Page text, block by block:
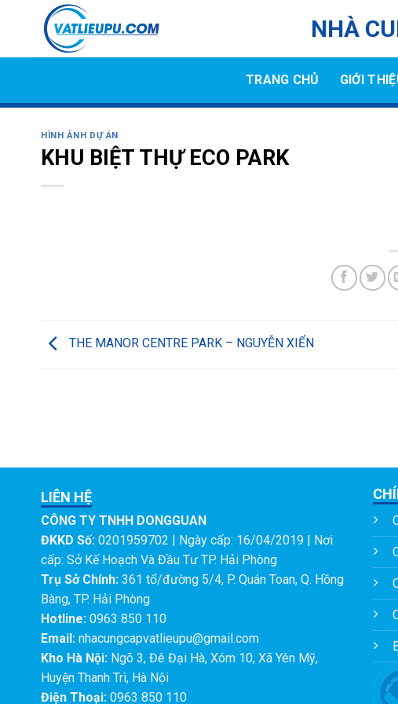
NHÀ
TRANG CHỦ GIỚI
HÌNH ẢNH DỰ ÁN
KHU BIỆT THỰ ECO PARK
THE MANOR CENTRE PARK – NGUYỄN XIỂN
LIÊN HỆ
CÔNG TY TNHH DONGGUAN
ĐKKD Số: 0201959702 | Ngày cấp: 16/04/2019 | Nơi
cấp: Sở Kế Hoạch Và Đầu Tư TP. Hải Phòng
Trụ Sở Chính: 361 tổ/đường 5/4, P. Quán Toan, Q. Hồng
Bàng, TP. Hải Phòng
Hotline: 0963 850 110
Email: nhacungcapvatlieupu@gmail.com
Kho Hà Nội: Ngõ 3, Đê Đại Hà, Xóm 10, Xã Yên Mỹ,
Huyện Thanh Trì, Hà Nội
Điện Thoại: 0963 850 110